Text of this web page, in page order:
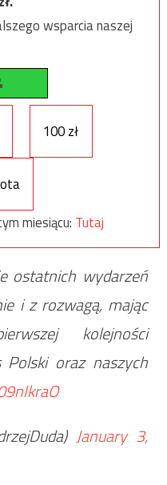
wsparcia naszej
100 zł
miesiącu: Tutaj
ostatnich wydarzeń
i z rozwagą, mając
kolejności
oraz naszych
January 3,